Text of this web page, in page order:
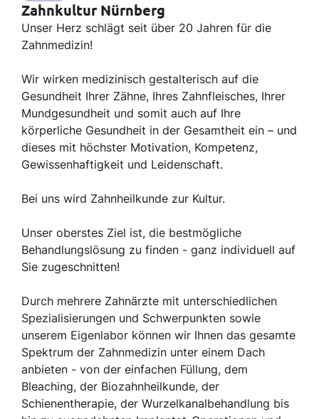
Zahnkultur Nürnberg
Unser Herz schlägt seit über 20 Jahren für die
Zahnmedizin!
Wir wirken medizinisch gestalterisch auf die
Gesundheit Ihrer Zähne, Ihres Zahnfleisches, Ihrer
Mundgesundheit und somit auch auf Ihre
körperliche Gesundheit in der Gesamtheit ein – und
dieses mit höchster Motivation, Kompetenz,
Gewissenhaftigkeit und Leidenschaft.
Bei uns wird Zahnheilkunde zur Kultur.
Unser oberstes Ziel ist, die bestmögliche
Behandlungslösung zu finden - ganz individuell auf
Sie zugeschnitten!
Durch mehrere Zahnärzte mit unterschiedlichen
Spezialisierungen und Schwerpunkten sowie
unserem Eigenlabor können wir Ihnen das gesamte
Spektrum der Zahnmedizin unter einem Dach
anbieten - von der einfachen Füllung, dem
Bleaching, der Biozahnheilkunde, der
Schienentherapie, der Wurzelkanalbehandlung bis